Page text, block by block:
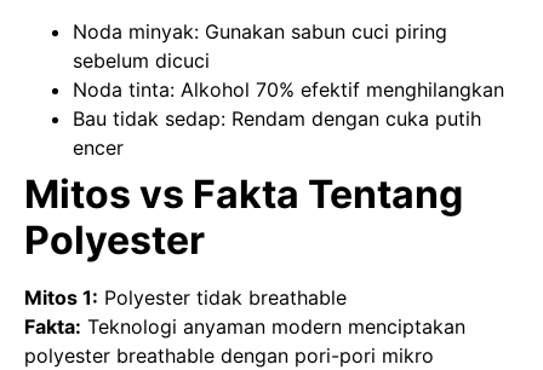
Noda minyak: Gunakan sabun cuci piring
sebelum dicuci
Noda tinta: Alkohol 70% efektif menghilangkan
Bau tidak sedap: Rendam dengan cuka putih
encer
Mitos vs Fakta Tentang
Polyester
Mitos 1: Polyester tidak breathable
Fakta: Teknologi anyaman modern menciptakan
polyester breathable dengan pori-pori mikro